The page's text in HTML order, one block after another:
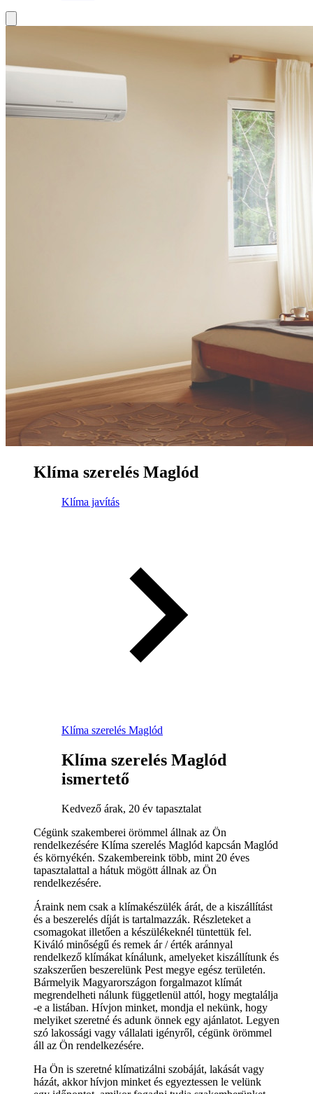
Klíma szerelés Maglód
Klíma javítás
Klíma szerelés Maglód
Klíma szerelés Maglód
ismertető
Kedvező árak, 20 év tapasztalat
Cégünk szakemberei örömmel állnak az Ön
rendelkezésére Klíma szerelés Maglód kapcsán Maglód
és környékén. Szakembereink több, mint 20 éves
tapasztalattal a hátuk mögött állnak az Ön
rendelkezésére.
Áraink nem csak a klímakészülék árát, de a kiszállítást
és a beszerelés díját is tartalmazzák. Részleteket a
csomagokat illetően a készülékeknél tüntettük fel.
Kiváló minőségű és remek ár / érték aránnyal
rendelkező klímákat kínálunk, amelyeket kiszállítunk és
szakszerűen beszerelünk Pest megye egész területén.
Bármelyik Magyarországon forgalmazot klímát
megrendelheti nálunk függetlenül attól, hogy megtalálja
-e a listában. Hívjon minket, mondja el nekünk, hogy
melyiket szeretné és adunk önnek egy ajánlatot. Legyen
szó lakossági vagy vállalati igényről, cégünk örömmel
áll az Ön rendelkezésére.
Ha Ön is szeretné klímatizálni szobáját, lakását vagy
házát, akkor hívjon minket és egyeztessen le velünk